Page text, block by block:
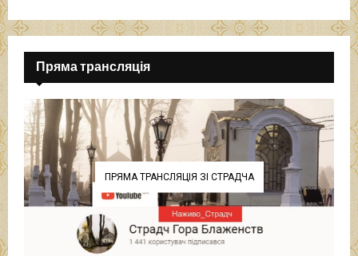
Пряма трансляція
ПРЯМА ТРАНСЛЯЦІЯ ЗІ СТРАДЧА